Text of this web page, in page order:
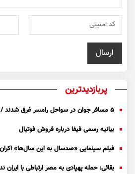
پربازدیدترین
۵ مسافر جوان در سواحل رامسر غرق شدند / عملیات جست‌و‌جو ادامه دارد
بیانیه رسمی فیفا درباره فروش فوتیال
فیلم سینمایی «صدسال به این سال‌ها»
بقائی: حمله پهپادی به مصر ارتباطی با ایران